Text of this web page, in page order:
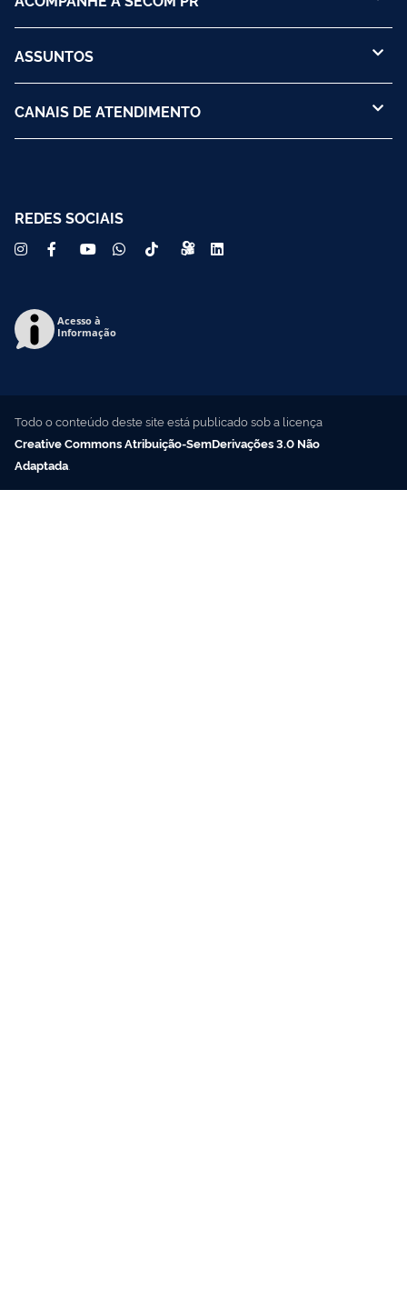
ASSUNTOS
CANAIS DE ATENDIMENTO
REDES SOCIAIS
Acesso à
Informação
Todo o conteúdo deste site está publicado sob a licença
Creative Commons Atribuição-SemDerivações 3.0 Não
Adaptada